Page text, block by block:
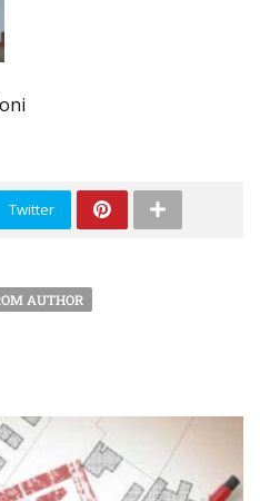
Twitter
AUTHOR